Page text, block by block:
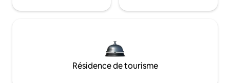
Résidence de tourisme